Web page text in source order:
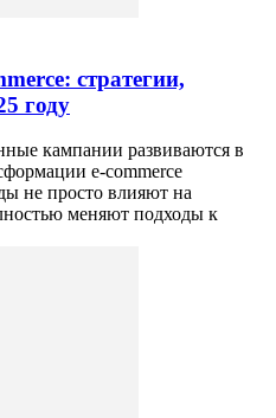
стратегии,
году
кампании развиваются в
e-commerce
не просто влияют на
меняют подходы к